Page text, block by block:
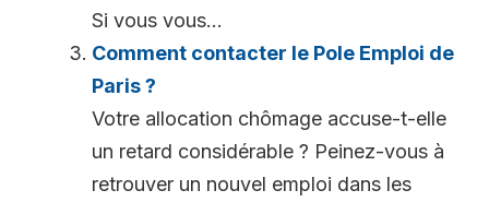
Si vous vous...
Comment contacter le Pole Emploi de
Paris ?
Votre allocation chômage accuse-t-elle
un retard considérable ? Peinez-vous à
retrouver un nouvel emploi dans les